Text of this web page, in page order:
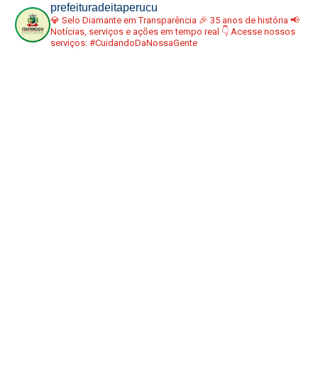
prefeituradeitaperucu
💎 Selo Diamante em Transparência 🎉 35 anos de história 📢
Notícias, serviços e ações em tempo real 👇 Acesse nossos
serviços: #CuidandoDaNossaGente